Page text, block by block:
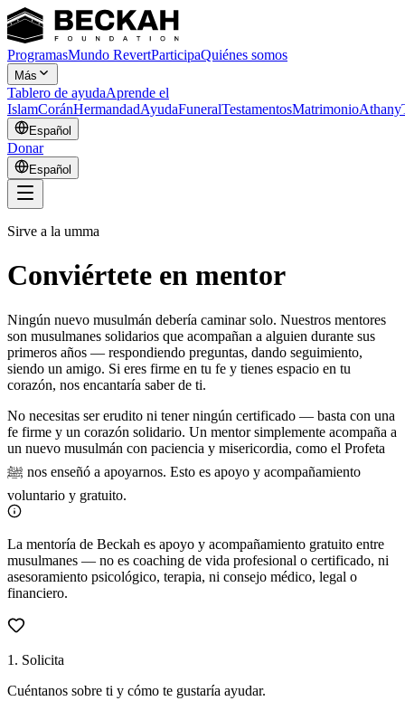
ProgramasMundo RevertParticipaQuiénes somos
Más
Tablero de ayudaAprende el
IslamCoránHermandadAyudaFuneralTestamentosMatrimonioAthany
Español
Donar
Español
Sirve a la umma
Conviértete en mentor
Ningún nuevo musulmán debería caminar solo. Nuestros mentores
son musulmanes solidarios que acompañan a alguien durante sus
primeros años — respondiendo preguntas, dando seguimiento,
siendo un amigo. Si eres firme en tu fe y tienes espacio en tu
corazón, nos encantaría saber de ti.
No necesitas ser erudito ni tener ningún certificado — basta con una
fe firme y un corazón solidario. Un mentor simplemente acompaña a
un nuevo musulmán con paciencia y misericordia, como el Profeta
ﷺ nos enseñó a apoyarnos. Esto es apoyo y acompañamiento
voluntario y gratuito.
La mentoría de Beckah es apoyo y acompañamiento gratuito entre
musulmanes — no es coaching de vida profesional o certificado, ni
asesoramiento psicológico, terapia, ni consejo médico, legal o
financiero.
1 . Solicita
Cuéntanos sobre ti y cómo te gustaría ayudar.